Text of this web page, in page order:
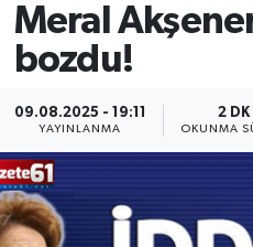
Meral
bozdu!
09.08.2025 - 19:11
YAYINLANMA
2 DK
OKUNMA
SİYASET
Süper Lig Puan
Son Dakika Haberleri
Haber Arşivi